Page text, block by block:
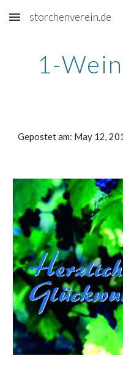
Skip to main content
storchenverein.de
1-
Gepostet am: May 12,